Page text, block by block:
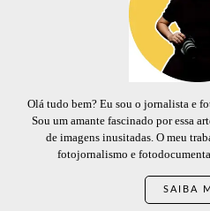
Olá tudo bem? Eu sou o jornalista e
Sou um amante fascinado por essa
de imagens inusitadas. O meu
fotojornalismo e
SAIBA